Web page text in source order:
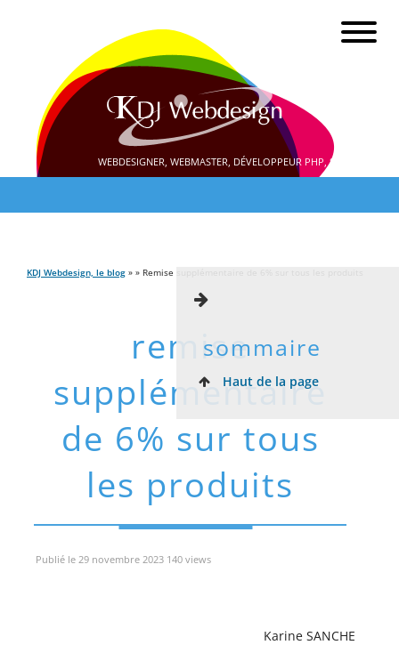
WEBDESIGNER, WEBMASTER, DÉVELOPPEUR PHP, SEO
KDJ Webdesign, le blog » » Remise supplémentaire de 6% sur tous les produits
remise
supplémentaire
de 6% sur tous
les produits
sommaire
Haut de la page
Publié le 29 novembre 2023 140 views
Karine SANCHE